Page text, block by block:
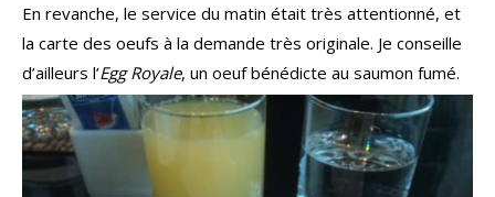
En revanche, le service du matin était très attentionné, et
la carte des oeufs à la demande très originale. Je conseille
d’ailleurs l’Egg Royale, un oeuf bénédicte au saumon fumé.